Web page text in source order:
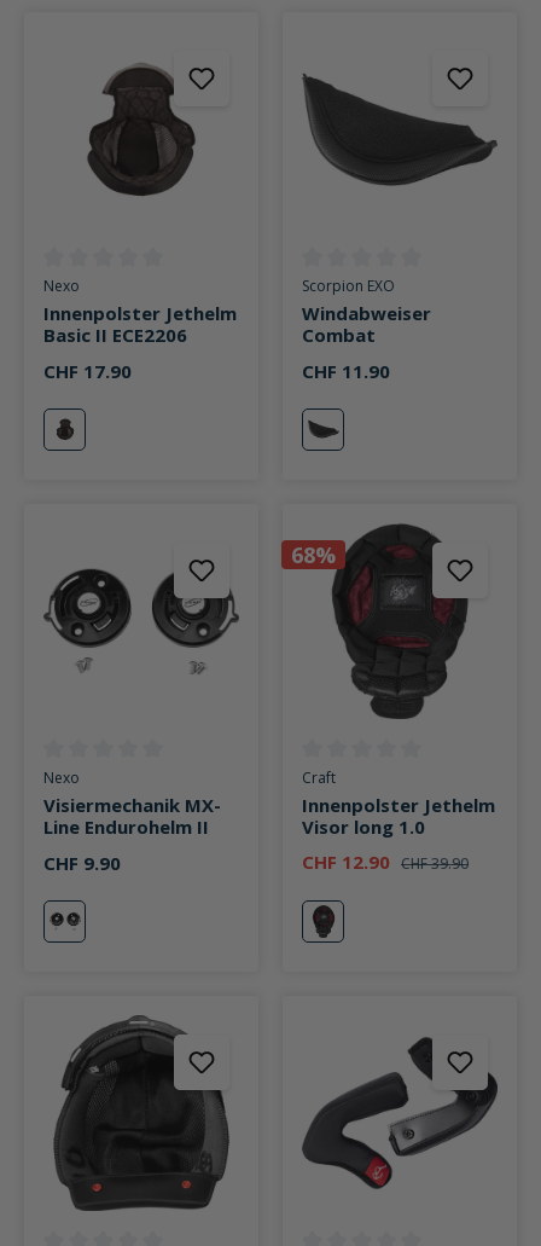
Durchschnittliche Bewertung von 0 von 5 Sternen
Nexo
Innenpolster Jethelm
Basic II ECE2206
CHF 17.90
neutral
Durchschnittliche Bewertung
Scorpion EXO
Windabweiser
Combat
CHF 11.90
neutral
Durchschnittliche Bewertung von 0 von 5 Sternen
Nexo
Visiermechanik MX-
Line Endurohelm II
CHF 9.90
neutral
68%
Durchschnittliche Bewertung
Craft
Innenpolster Jethelm
Visor long 1.0
CHF 12.90 CHF 39.90
neutral